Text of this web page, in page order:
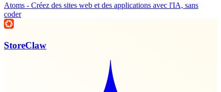
Atoms - Créez des sites web et des applications avec l'IA, sans
coder
StoreClaw